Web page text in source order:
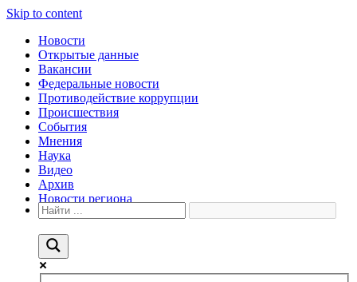
Skip to content
Новости
Открытые данные
Вакансии
Федеральные новости
Противодействие коррупции
Происшествия
События
Мнения
Наука
Видео
Архив
Новости региона